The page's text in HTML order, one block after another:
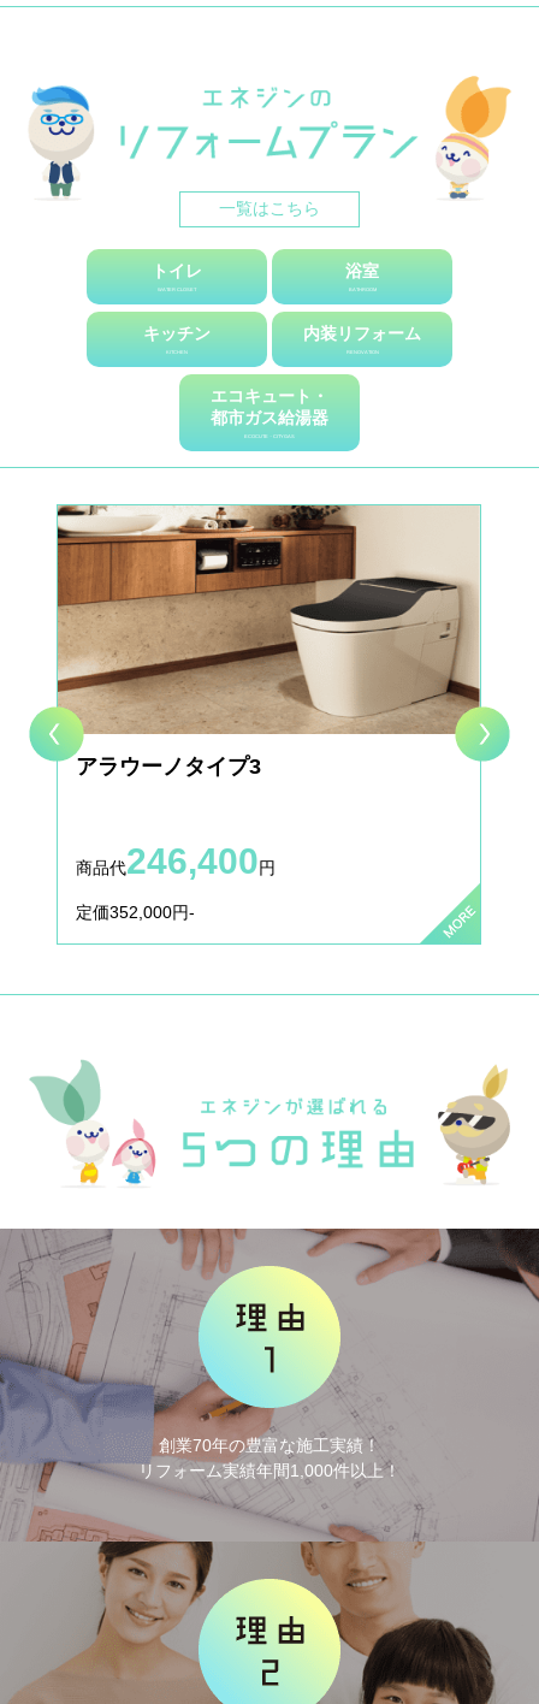
2019.08.30
お知らせ
★☆9/21(土) イベント開催☆★ エネジン＆クリナップ リフ
ォーム相談会2019
★☆イベント開催☆★ 8/31(土)開催♪リフォーム相談会
2019.03.28
お知らせ
【あなたの家は大丈夫?!】この時期はシロアリ対策 ‼
☆これからはエコにリフォーム?!☆リフォームあれこれ配
2019.03.01
お知らせ
【ガス・給湯器サービス】都市ガス給湯器及びエコキュー
トの交換もお任せ！
2018.02.14
お客様の声
お客様の声を更新いたしました。
2017.11.15
施工事例
施工事例を更新いたしました。
一覧はこちら
トイレ
WATER CLOSET
浴室
BATHROOM
キッチン
KITCHEN
内装リフォーム
RENOVATION
エコキュート・
都市ガス給湯器
ECOCUTE・CITYGAS
アラウーノタイプ3
商品代246,400円
定価352,000円-
創業70年の豊富な施工実績！
リフォーム実績年間1,000件以上！